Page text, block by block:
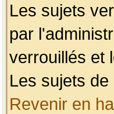
Les sujets
par
verrouillés et
Les sujets
Revenir en